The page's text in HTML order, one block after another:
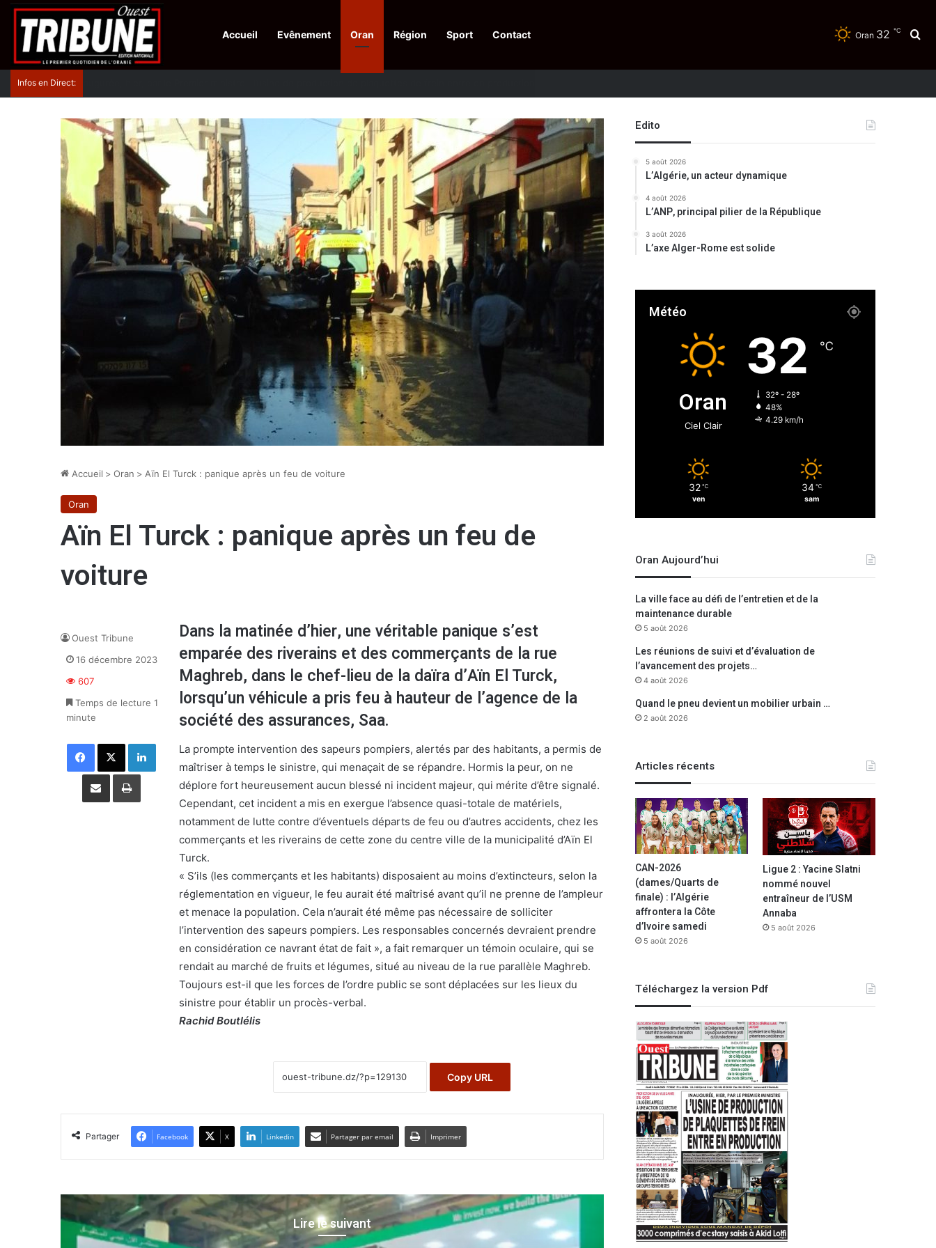
Accueil Evênement Oran Région Sport Contact Oran 32 ℃
Infos en Direct:
Accueil > Oran > Aïn El Turck : panique après un feu de voiture
Oran
Aïn El Turck : panique après un feu de
voiture
Dans la matinée d’hier, une véritable panique s’est
emparée des riverains et des commerçants de la rue
Maghreb, dans le chef-lieu de la daïra d’Aïn El Turck,
lorsqu’un véhicule a pris feu à hauteur de l’agence de la
société des assurances, Saa.
La prompte intervention des sapeurs pompiers, alertés par des habitants, a permis de
maîtriser à temps le sinistre, qui menaçait de se répandre. Hormis la peur, on ne
déplore fort heureusement aucun blessé ni incident majeur, qui mérite d’être signalé.
Cependant, cet incident a mis en exergue l’absence quasi-totale de matériels,
notamment de lutte contre d’éventuels départs de feu ou d’autres accidents, chez les
commerçants et les riverains de cette zone du centre ville de la municipalité d’Aïn El
Turck.
« S’ils (les commerçants et les habitants) disposaient au moins d’extincteurs, selon la
réglementation en vigueur, le feu aurait été maîtrisé avant qu’il ne prenne de l’ampleur
et menace la population. Cela n’aurait été même pas nécessaire de solliciter
l’intervention des sapeurs pompiers. Les responsables concernés devraient prendre
en considération ce navrant état de fait », a fait remarquer un témoin oculaire, qui se
rendait au marché de fruits et légumes, situé au niveau de la rue parallèle Maghreb.
Toujours est-il que les forces de l’ordre public se sont déplacées sur les lieux du
sinistre pour établir un procès-verbal.
Rachid Boutlélis
Copy URL
Ouest Tribune
16 décembre 2023
607
Temps de lecture 1
minute
Facebook X Linkedin
Partager par email Imprimer
Partager Facebook X Linkedin Partager par email Imprimer
Lire le suivant
Edito
5 août 2026
L’Algérie, un acteur dynamique
4 août 2026
L’ANP, principal pilier de la République
3 août 2026
L’axe Alger-Rome est solide
Météo
Oran
Ciel Clair
32 ℃
32º - 28º
48%
4.29 km/h
32 ℃
ven
34 ℃
sam
Oran Aujourd’hui
La ville face au défi de l’entretien et de la
maintenance durable
5 août 2026
Les réunions de suivi et d’évaluation de
l’avancement des projets…
4 août 2026
Quand le pneu devient un mobilier urbain …
2 août 2026
Articles récents
CAN-2026
(dames/Quarts de
finale) : l’Algérie
affrontera la Côte
d’Ivoire samedi
5 août 2026
Ligue 2 : Yacine Slatni
nommé nouvel
entraîneur de l’USM
Annaba
5 août 2026
Téléchargez la version Pdf